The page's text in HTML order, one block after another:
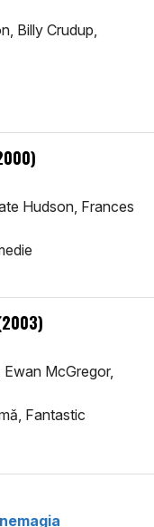
Billy Crudup,
Hudson, Frances
McGregor,
Fantastic